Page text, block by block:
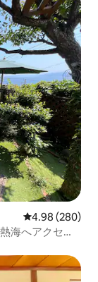
レビュー280
4.98 (280)
海へアクセス